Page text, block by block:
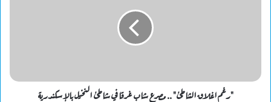
"رغم اغلاق الشاطئ" .. مصرع شاب غرقا في شاطئ النخيل بالإسكندرية